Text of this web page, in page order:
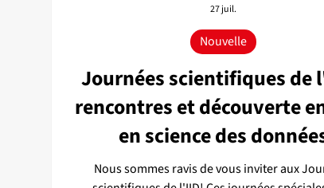
Journées scientifiques de
rencontres et découverte en
en science des
Nous sommes ravis de vous inviter aux
Nouvelle
27 juil.